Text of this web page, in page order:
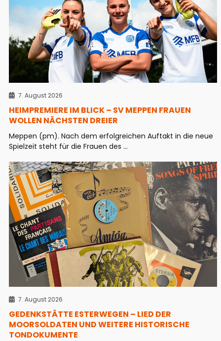
7. August 2026
HEIMPREMIERE IM BLICK – SV MEPPEN FRAUEN
WOLLEN NÄCHSTEN DREIER
Meppen (pm). Nach dem erfolgreichen Auftakt in die neue
Spielzeit steht für die Frauen des ...
7. August 2026
GEDENKSTÄTTE ESTERWEGEN – LIED DER
MOORSOLDATEN UND WEITERE HISTORISCHE
TONDOKUMENTE